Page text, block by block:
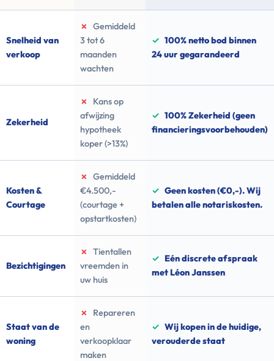
Snelheid van
verkoop
✗
Gemiddeld
3 tot 6
maanden
wachten
✓ 100% netto bod binnen
24 uur gegarandeerd
Zekerheid
✗
Kans op
afwijzing
hypotheek
koper (>13%)
✓ 100% Zekerheid (geen
financieringsvoorbehouden)
Kosten &
Courtage
✗
Gemiddeld
€4.500,-
(courtage +
opstartkosten)
✓ Geen kosten (€0,-). Wij
betalen alle notariskosten.
Bezichtigingen
✗
Tientallen
vreemden in
uw huis
✓ Eén discrete afspraak
met Léon Janssen
Staat van de
woning
✗
Repareren
en
verkoopklaar
maken
✓ Wij kopen in de huidige,
verouderde staat